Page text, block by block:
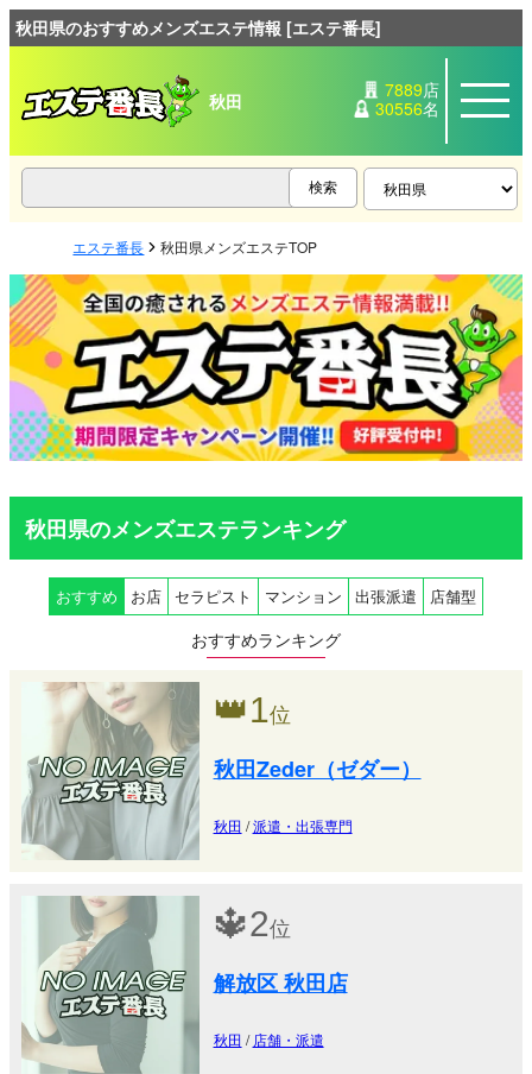
秋田県のおすすめメンズエステ情報 [エステ番長]
秋田 7889店
30556名
エステ番長 秋田県メンズエステTOP
秋田県のメンズエステランキング
おすすめ お店 セラピスト マンション 出張派遣 店舗型
おすすめランキング
👑1位
秋田Zeder（ゼダー）
秋田 /派遣・出張専門
🔱2位
解放区 秋田店
秋田 / 店舗・派遣